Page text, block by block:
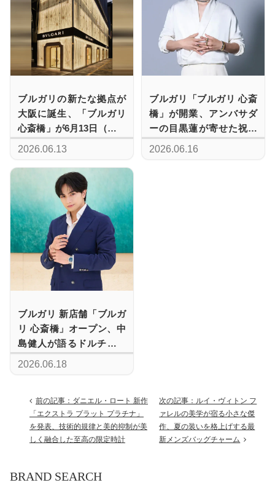
ブルガリの新たな拠点が
大阪に誕生、「ブルガリ
心斎橋」が6月13日（土）
グランドオープン
2026.06.13
ブルガリ「ブルガリ 心斎
橋」が開業、アンバサダ
ーの目黒蓮が寄せた祝福
メッセージに注目
2026.06.16
ブルガリ 新店舗「ブルガ
リ 心斎橋」オープン、中
島健人が語るドルチェ・
ヴィータの世界観
2026.06.18
前の記事：ダニエル・ロート 新作
「エクストラ プラット プラチナ」
を発表、技術的規律と美的抑制が美
しく融合した至高の限定時計
次の記事：ルイ・ヴィトン フ
ァレルの美学が宿る小さな傑
作、夏の装いを格上げする最
新メンズバッグチャーム
BRAND SEARCH